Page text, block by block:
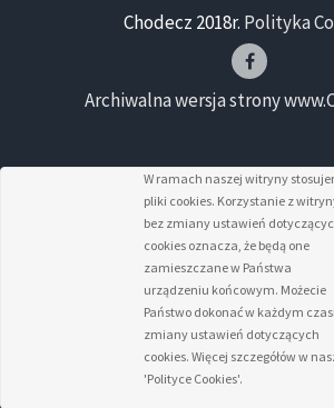
Chodecz 2018r. Polityka
Archiwalna wersja strony
W ramach naszej witryny
pliki cookies. Korzystanie z
bez zmiany ustawień
cookies oznacza, że będą one
zamieszczane w Państwa
urządzeniu końcowym. Możecie
Państwo dokonać w każdym
zmiany ustawień dotyczących
cookies. Więcej szczegółów w
'Polityce Cookies'.